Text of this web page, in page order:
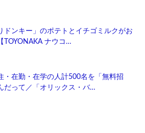
ドンキー」のポテトとイチゴミルクがお
TOYONAKA ナウコ…
・在勤・在学の人計500名を「無料招
だって／「オリックス・バ…